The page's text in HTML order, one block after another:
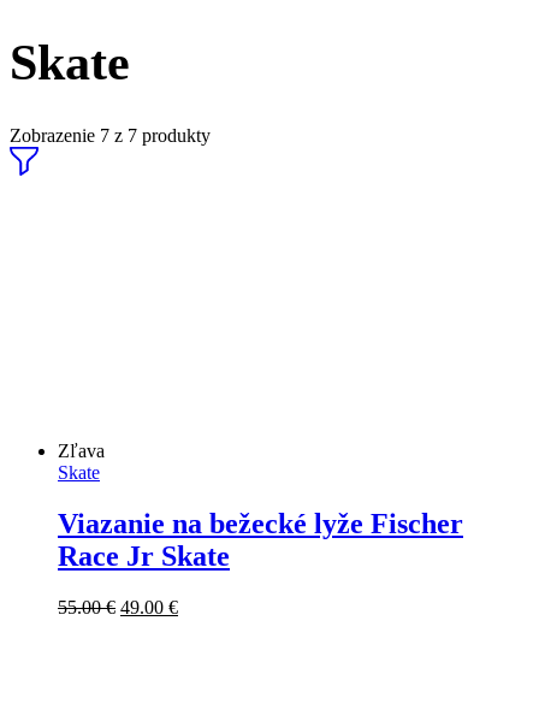
Skate
Zobrazenie 7 z 7 produkty
Zľava
Skate
Viazanie na bežecké lyže Fischer
Race Jr Skate
55.00€ Pôvodná
49.00 €Aktuálna